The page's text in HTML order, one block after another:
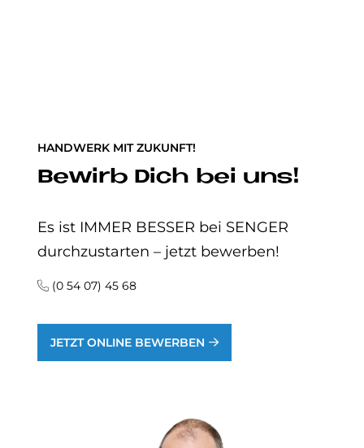
HANDWERK MIT ZUKUNFT!
Bewirb Dich bei uns!
Es ist IMMER BESSER bei SENGER
durchzustarten – jetzt bewerben!
(0 54 07) 45 68
JETZT ONLINE BEWERBEN